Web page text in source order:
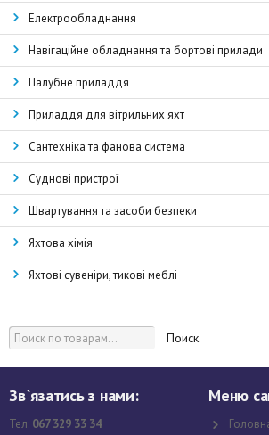
Електрообладнання
Навігаційне обладнання та бортові прилади
Палубне приладдя
Приладдя для вітрильних яхт
Сантехніка та фанова система
Суднові пристрої
Швартування та засоби безпеки
Яхтова хімія
Яхтові сувеніри, тикові меблі
Поиск
Зв`язатись з нами:
Тел: 067 329 33 34
Меню